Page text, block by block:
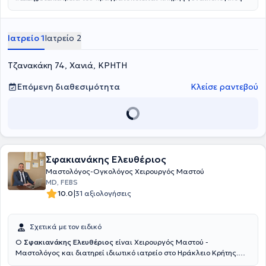
ενδομητρίωση, οι κύστεις ωοθηκών, τα ινομυώματα, οι
επιπέδου τεχνικές.
διαγνωστική και επεμβατική κολποσκόπηση από την Ελληνική
Εταιρεία Παθολογίας Τραχήλου και Κολποσκόπησης και από το
European Federation for Colposcopy πραγματοποιεί κολποσκόπηση
και έλεγχο της παθολογίας τραχήλου.
Από 23/6/2017, κατέχει
δίπλωμα και άδεια εξασκήσεως υπερήχων στη μαιευτική -
Ιατρείο 1Ιατρείο 2
Τζανακάκη 74, Χανιά, ΚΡΗΤΗ
Επόμενη διαθεσιμότητα
Κλείσε ραντεβού
Σφακιανάκης Ελευθέριος
Μαστολόγος-Ογκολόγος Χειρουργός Μαστού
MD, FEBS
10.0|31 αξιολογήσεις
Σχετικά με τον ειδικό
Ο Σφακιανάκης Ελευθέριος είναι Χειρουργός Μαστού -
Μαστολόγος και διατηρεί ιδιωτικό ιατρείο στο Ηράκλειο Κρήτης.